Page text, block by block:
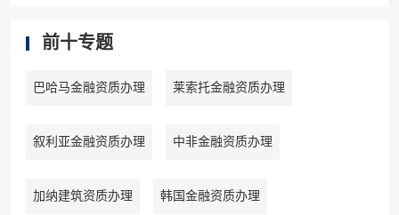
前十专题
巴哈马金融资质办理 莱索托金融资质办理
叙利亚金融资质办理 中非金融资质办理
加纳建筑资质办理 韩国金融资质办理